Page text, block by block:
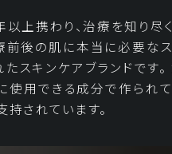
上携わり、治療を知り尽
前後の肌に本当に必要な
スキンケアブランドです。
使用できる成分で作られ
されています。